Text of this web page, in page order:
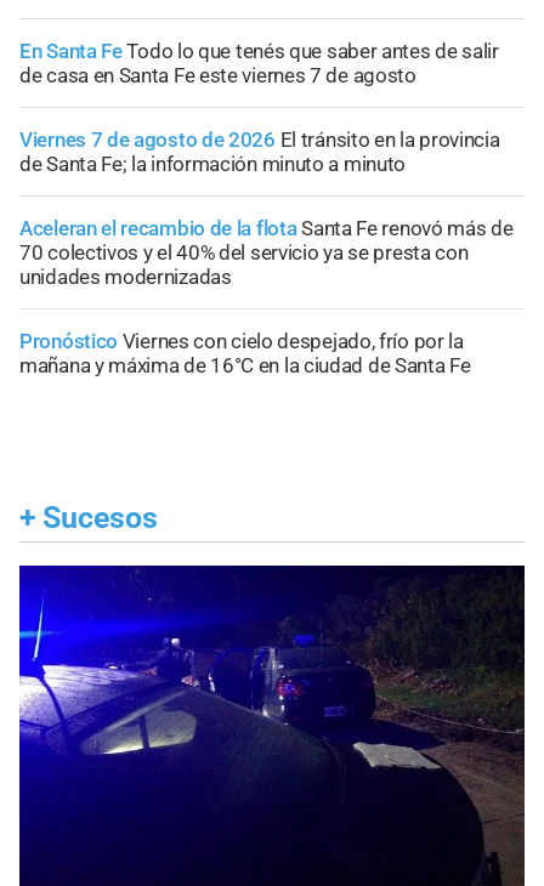
En Santa FeTodo lo que tenés que saber antes de salir
de casa en Santa Fe este viernes 7 de agosto
Viernes 7 de agosto de 2026 El tránsito en la provincia
de Santa Fe; la información minuto a minuto
Aceleran el recambio de la flotaSanta Fe renovó más de
70 colectivos y el 40% del servicio ya se presta con
unidades modernizadas
Pronóstico Viernes con cielo despejado, frío por la
mañana y máxima de 16°C en la ciudad de Santa Fe
+ Sucesos